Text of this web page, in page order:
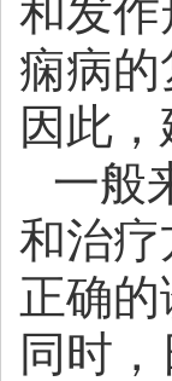
和发
痫病
因此
一般
和治
正确
同时